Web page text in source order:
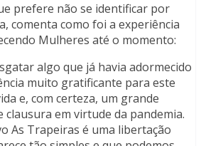
prefere não se identificar por
comenta como foi a experiência
Mulheres até o momento:
algo que já havia adormecido
muito gratificante para este
e, com certeza, um grande
clausura em virtude da pandemia.
As Trapeiras é uma libertação